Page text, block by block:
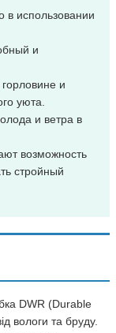
в использовании
и
и
уюта.
и ветра в
возможность
стройный
DWR (Durable
вологи та бруду.